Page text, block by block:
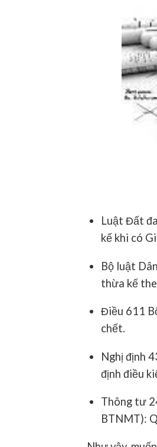
Luật Đất
kế khi có
Bộ luật
thừa kế
Điều 611
chết.
Nghị định
định điều
Thông tư
BTNMT):